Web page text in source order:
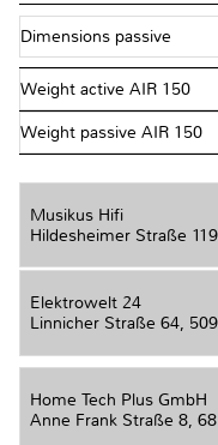
Dimensions passive
Weight active AIR 150
Weight passive AIR 150
Musikus Hifi
Hildesheimer Straße
Elektrowelt 24
Linnicher Straße 64,
Home Tech Plus GmbH
Anne Frank Straße 8,